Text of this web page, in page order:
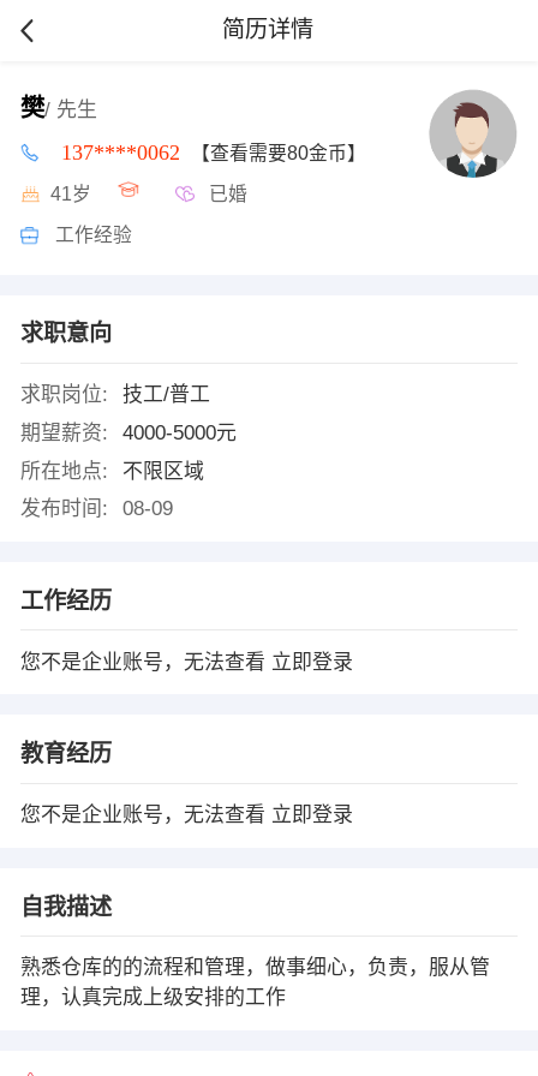
简历详情
樊/ 先生
137****0062 【查看需要80金币】
41岁 已婚
工作经验
求职意向
求职岗位:
技工/普工
期望薪资:
4000-5000元
所在地点:
不限区域
发布时间:
08-09
工作经历
您不是企业账号，无法查看 立即登录
教育经历
您不是企业账号，无法查看 立即登录
自我描述
熟悉仓库的的流程和管理，做事细心，负责，服从管
理，认真完成上级安排的工作